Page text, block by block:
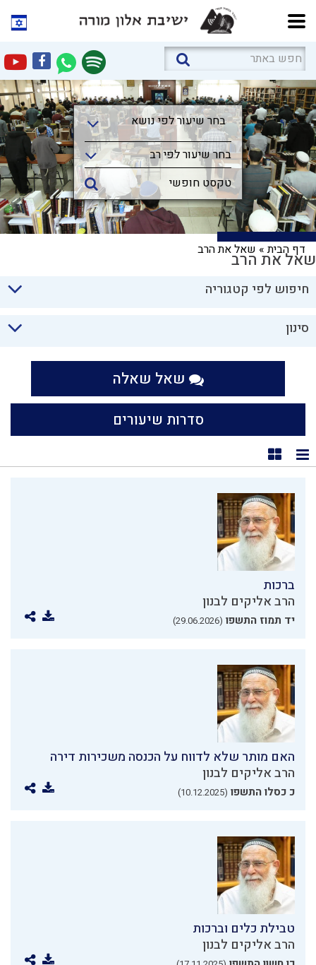
בחר שיעור לפי נושא
בחר שיעור לפי נושא
בחר שיעור לפי רב
דף הבית» שאל את הרבשאל את הרב
חיפוש לפי קטגוריה
סינון
שאל שאלה
סדרות שיעורים
תצוגת רשימה
תצוגת קוביות
ברכות
הרב אליקים לבנון
יד תמוז התשפו (29.06.2026)
האם מותר שלא לדווח על הכנסה משכירות דירה
הרב אליקים לבנון
כ כסלו התשפו (10.12.2025)
טבילת כלים וברכות
הרב אליקים לבנון